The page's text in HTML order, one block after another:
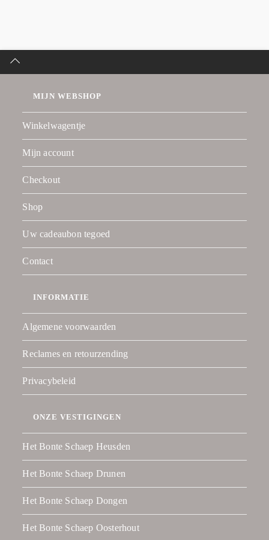
MIJN WEBSHOP
Winkelwagentje
Mijn account
Checkout
Shop
Uw cadeaubon tegoed
Contact
INFORMATIE
Algemene voorwaarden
Reclames en retourzending
Privacybeleid
ONZE VESTIGINGEN
Het Bonte Schaep Heusden
Het Bonte Schaep Drunen
Het Bonte Schaep Dongen
Het Bonte Schaep Oosterhout